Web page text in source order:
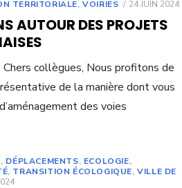
TERRITORIALE,VOIRIES
POSTED
24 JUIN 2024
AUTOUR DES PROJETS
collègues, Nous profitons de
de la manière dont vous
des voies
, DÉPLACEMENTS, ECOLOGIE,
, TRANSITION ÉCOLOGIQUE,VILLE DE